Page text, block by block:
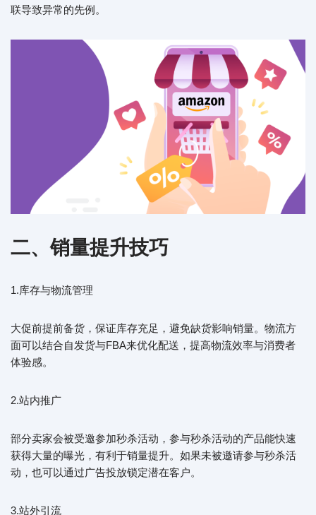
联导致异常的先例。
二、销量提升技巧
1.库存与物流管理
大促前提前备货，保证库存充足，避免缺货影响销量。物流方
面可以结合自发货与FBA来优化配送，提高物流效率与消费者
体验感。
2.站内推广
部分卖家会被受邀参加秒杀活动，参与秒杀活动的产品能快速
获得大量的曝光，有利于销量提升。如果未被邀请参与秒杀活
动，也可以通过广告投放锁定潜在客户。
3.站外引流